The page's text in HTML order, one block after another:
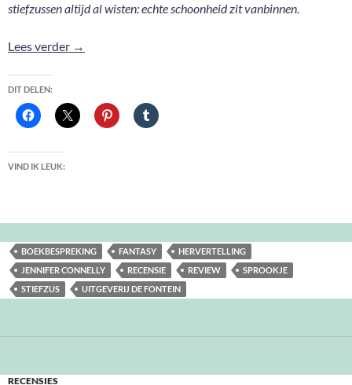
stiefzussen altijd al wisten: echte schoonheid zit vanbinnen.
Lees verder Stiefzus – Jennifer Donnelly
→
DIT DELEN:
VIND IK LEUK:
BOEKBESPREKING FANTASY
HERVERTELLING
JENNIFER CONNELLY
RECENSIE REVIEW
SPROOKJE
STIEFZUS
UITGEVERIJ DE FONTEIN
RECENSIES